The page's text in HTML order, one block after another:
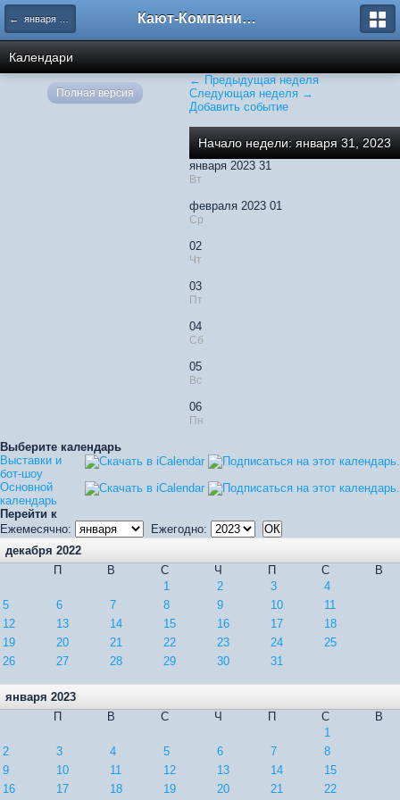
← января 2023 Кают-Компания "Катера и Яхты"
Календари
← Предыдущая неделя
Следующая неделя →
Добавить событие
Начало недели: января 31, 2023
января 2023 31
Вт
февраля 2023 01
Ср
02
Чт
03
Пт
04
Сб
05
Вс
06
Пн
Выберите календарь
Выставки и
бот-шоу
Основной
календарь
Перейти к
Ежемесячно:
Ежегодно:
декабря 2022
П
В С Ч П С
В
1
2 3
4
5
6 7 8 9 10
11
12
13 14 15 16 17
18
19
20 21 22 23 24
25
26
27 28 29 30 31
января 2023
П
В С Ч П С
В
1
2
3 4 5 6 7
8
9
10 11 12 13 14
15
16
17 18 19 20 21 22
Полная версия